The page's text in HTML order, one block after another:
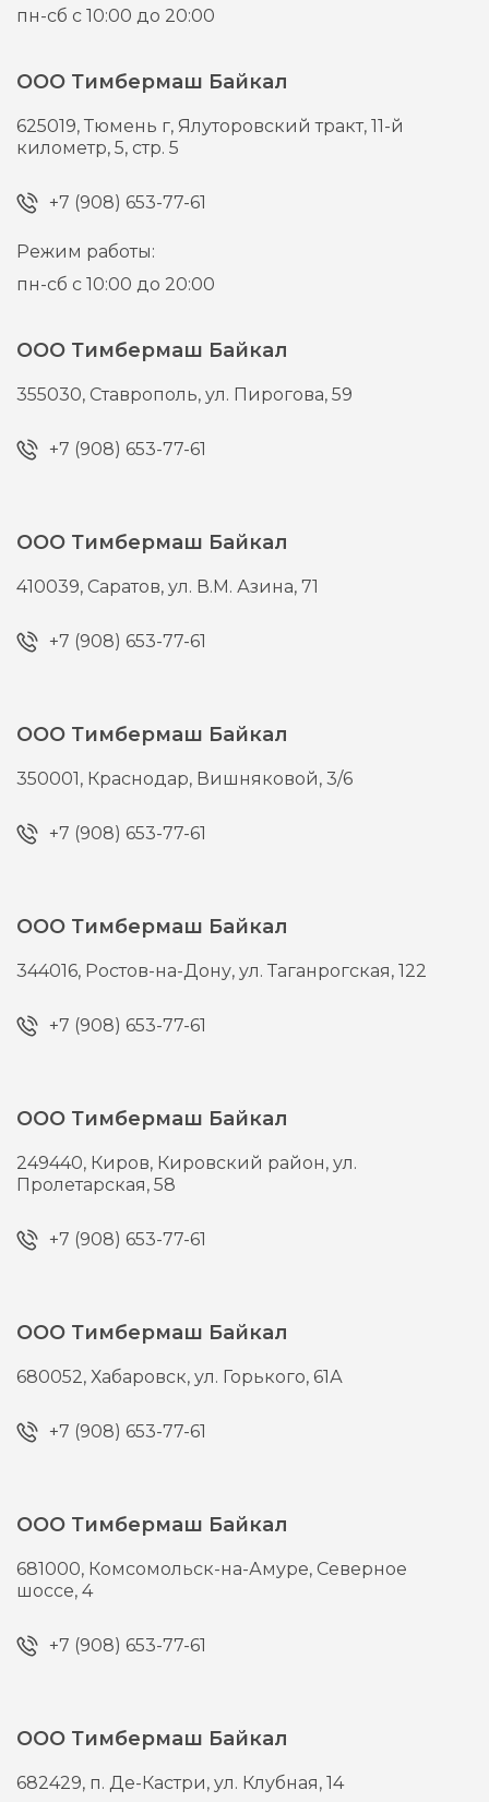
пн-сб с 10:00 до 20:00
ООО Тимбермаш Байкал
625019,Тюмень г, Ялуторовский тракт, 11-й
километр, 5, стр. 5
+7 (908) 653-77-61
Режим работы:
пн-сб с 10:00 до 20:00
ООО Тимбермаш Байкал
355030, Ставрополь,ул. Пирогова, 59
+7 (908) 653-77-61
ООО Тимбермаш Байкал
410039, Саратов,ул. В.М. Азина, 71
+7 (908) 653-77-61
ООО Тимбермаш Байкал
350001, Краснодар, Вишняковой, 3/6
+7 (908) 653-77-61
ООО Тимбермаш Байкал
344016, Ростов-на-Дону,ул. Таганрогская, 122
+7 (908) 653-77-61
ООО Тимбермаш Байкал
249440, Киров, Кировский район, ул.
Пролетарская, 58
+7 (908) 653-77-61
ООО Тимбермаш Байкал
680052,Хабаровск,ул. Горького, 61А
+7 (908) 653-77-61
ООО Тимбермаш Байкал
681000, Комсомольск-на-Амуре, Северное
шоссе, 4
+7 (908) 653-77-61
ООО Тимбермаш Байкал
682429, п. Де-Кастри,ул. Клубная, 14